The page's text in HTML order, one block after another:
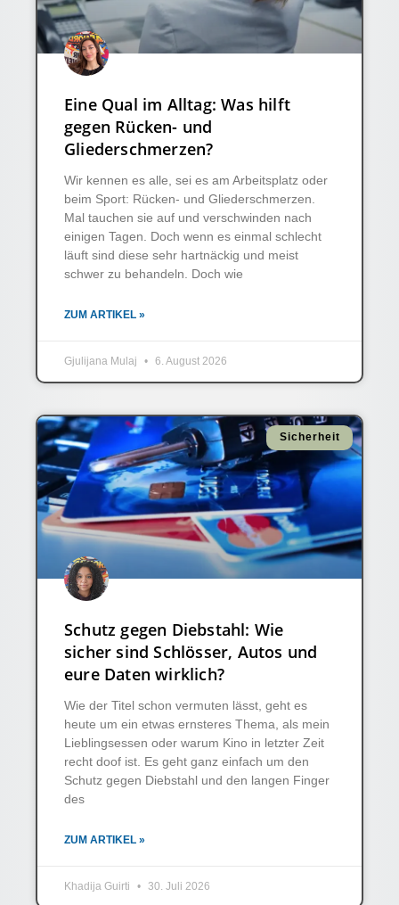
Eine Qual im Alltag: Was hilft
gegen Rücken- und
Gliederschmerzen?
Wir kennen es alle, sei es am Arbeitsplatz oder
beim Sport: Rücken- und Gliederschmerzen.
Mal tauchen sie auf und verschwinden nach
einigen Tagen. Doch wenn es einmal schlecht
läuft sind diese sehr hartnäckig und meist
schwer zu behandeln. Doch wie
ZUM ARTIKEL »
Gjulijana Mulaj 6. August 2026
Sicherheit
Schutz gegen Diebstahl: Wie
sicher sind Schlösser, Autos und
eure Daten wirklich?
Wie der Titel schon vermuten lässt, geht es
heute um ein etwas ernsteres Thema, als mein
Lieblingsessen oder warum Kino in letzter Zeit
recht doof ist. Es geht ganz einfach um den
Schutz gegen Diebstahl und den langen Finger
des
ZUM ARTIKEL »
Khadija Guirti 30. Juli 2026